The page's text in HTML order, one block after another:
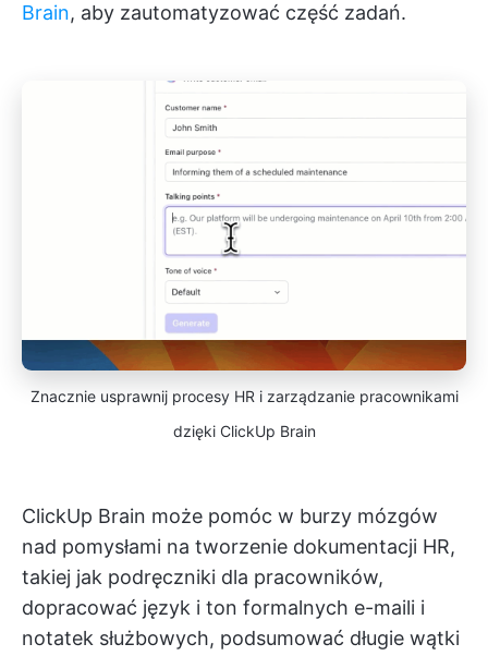
Brain, aby zautomatyzować część zadań.
Znacznie usprawnij procesy HR i zarządzanie pracownikami
dzięki ClickUp Brain
ClickUp Brain może pomóc w burzy mózgów
nad pomysłami na tworzenie dokumentacji HR,
takiej jak podręczniki dla pracowników,
dopracować język i ton formalnych e-maili i
notatek służbowych, podsumować długie wątki